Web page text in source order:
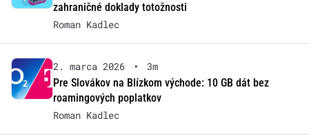
zahraničné doklady totožnosti
Roman Kadlec
2. marca 2026 •
3m
Pre Slovákov na Blízkom východe: 10 GB dát bez
roamingových poplatkov
Roman Kadlec